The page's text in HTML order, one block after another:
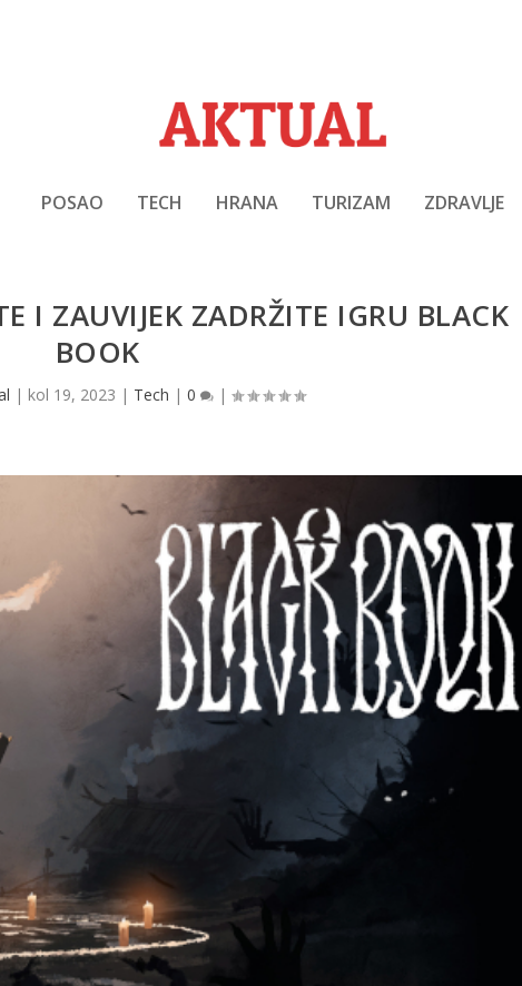
POSAO TECH HRANA TURIZAM ZDRAVLJE
I ZAUVIJEK ZADRŽITE IGRU BLACK
BOOK
| kol 19, 2023 | Tech |0 |